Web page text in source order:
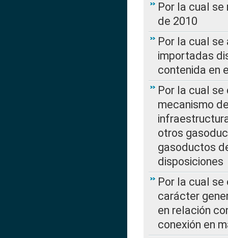
Por la cual se
de 2010
Por la cual
importadas
contenida en
Por la cual se
mecanismo
otros
gasoductos
disposiciones
Por la cual
carácter
en relación
conexión en